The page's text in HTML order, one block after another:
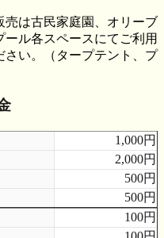
は古民家庭園、オリーブ
ル各スペースにてご利用
い。（タープテント、プ
1,000円
2,000円
500円
500円
100円